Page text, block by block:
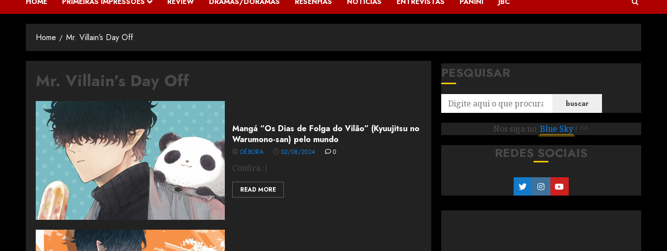
Home Mr. Villain’s Day Off
Mr. Villain’s Day Off
Mangá “Os Dias de Folga do Vilão” (Kyuujitsu no
Warumono-san) pelo mundo
DÉBORA 02/08/2024 0
Confira :)
READ MORE
PESQUISAR
buscar
Nos siga no Blue Sky ! ^^
REDES SOCIAIS